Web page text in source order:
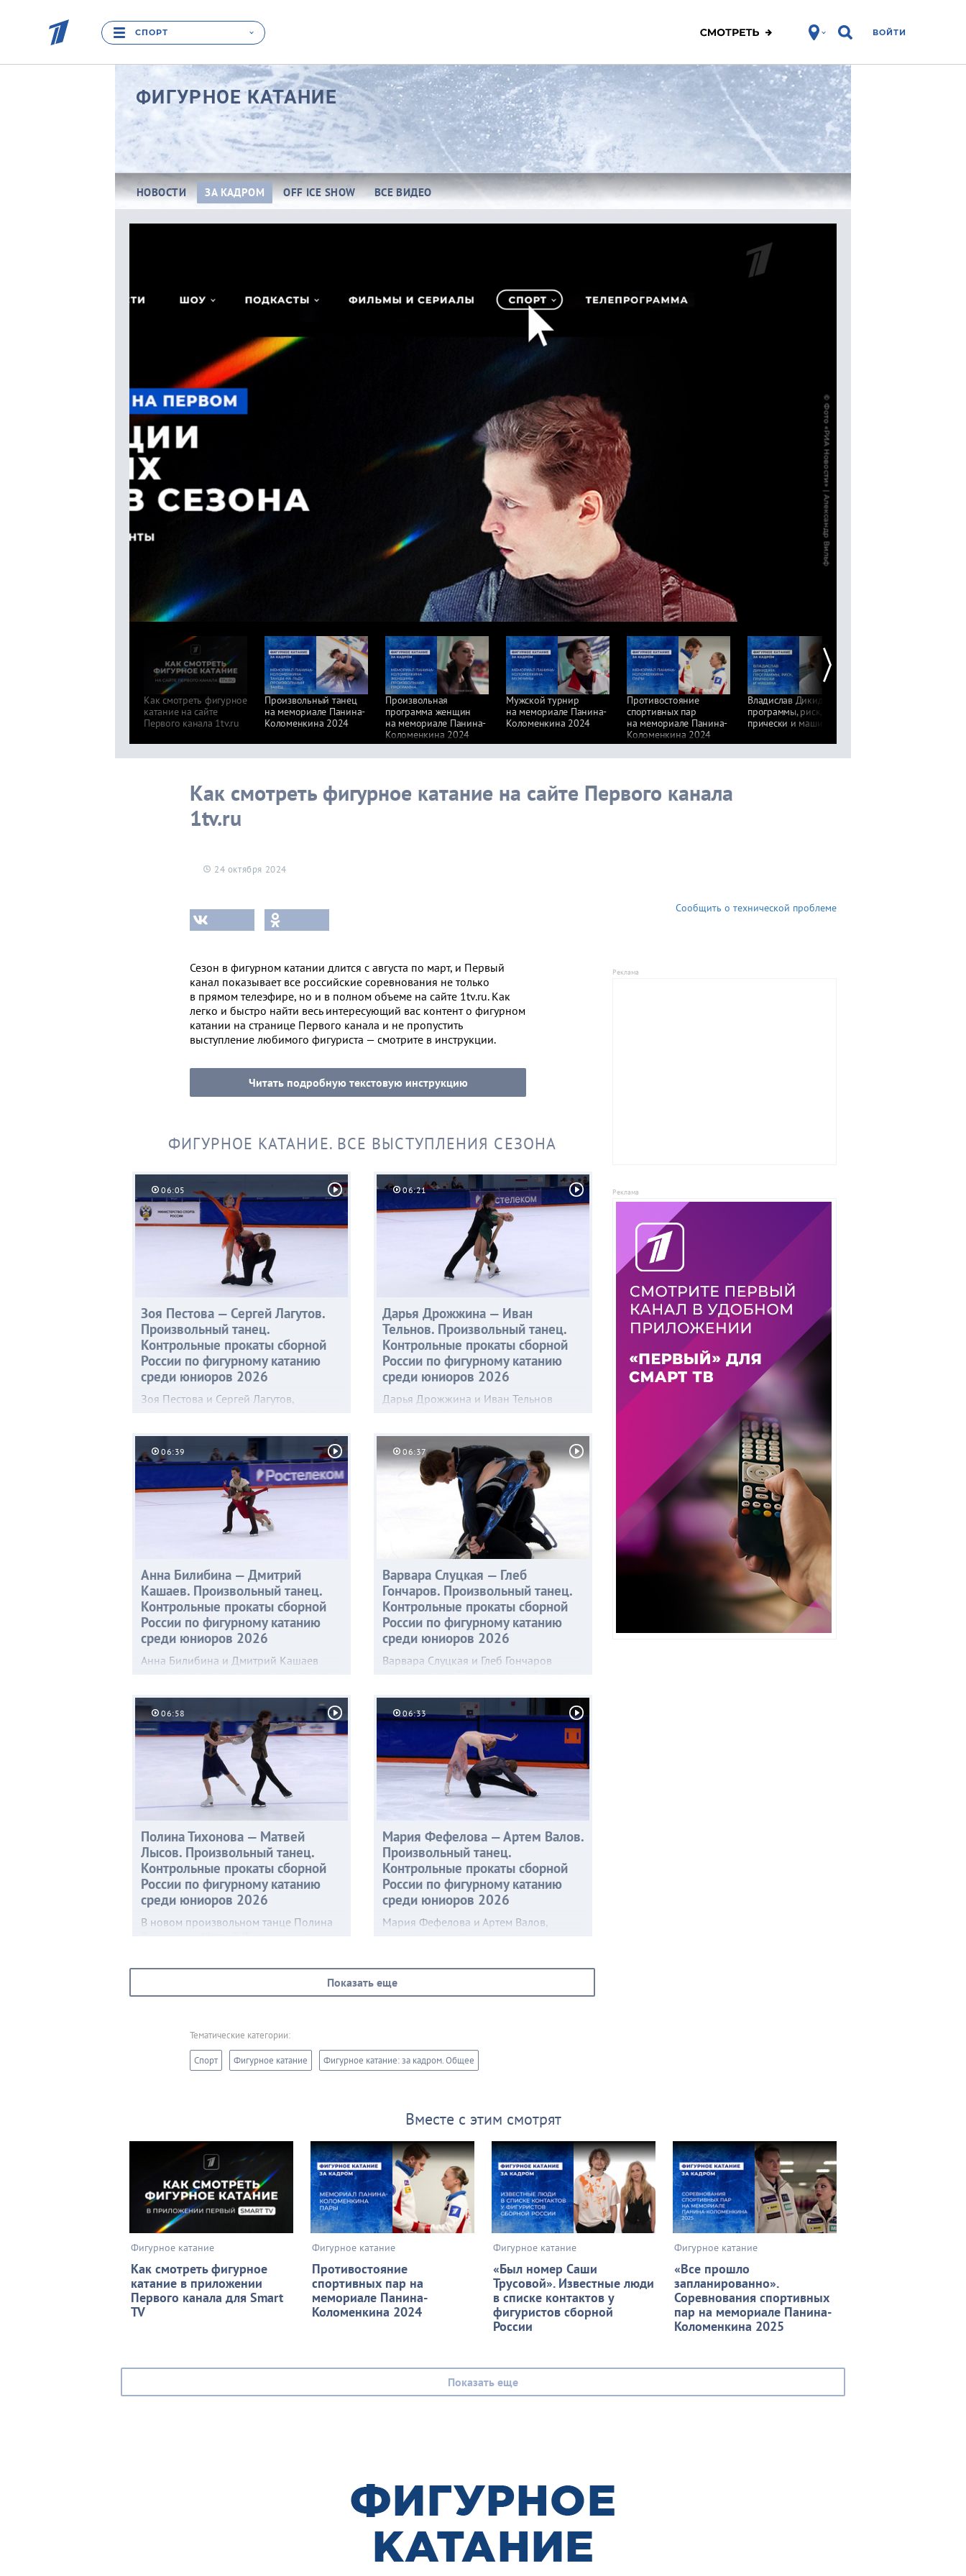
СПОРТ ВОЙТИ
ФИГУРНОЕ КАТАНИЕ
НОВОСТИ ЗА КАДРОМ OFF ICE SHOW ВСЕ ВИДЕО
Как смотреть фигурное
катание на сайте
Первого канала 1tv.ru
Произвольный танец
на мемориале Панина-
Коломенкина 2024
Произвольная
программа женщин
на мемориале Панина-
Коломенкина 2024
Мужской турнир
на мемориале Панина-
Коломенкина 2024
Противостояние
спортивных пар
на мемориале Панина-
Коломенкина 2024
Владислав Дикиджи:
программы, риск,
прически и машина
Как смотреть фигурное катание на сайте Первого канала
1tv.ru
24 октября 2024
Сообщить о технической проблеме
Сезон в фигурном катании длится с августа по март, и Первый
канал показывает все российские соревнования не только
в прямом телеэфире, но и в полном объеме на сайте 1tv.ru. Как
легко и быстро найти весь интересующий вас контент о фигурном
катании на странице Первого канала и не пропустить
выступление любимого фигуриста — смотрите в инструкции.
Читать подробную текстовую инструкцию
ФИГУРНОЕ КАТАНИЕ. ВСЕ ВЫСТУПЛЕНИЯ СЕЗОНА
06:05
Зоя Пестова — Сергей Лагутов.
Произвольный танец.
Контрольные прокаты сборной
России по фигурному катанию
среди юниоров 2026
Зоя Пестова и Сергей Лагутов,
и Артему Валову), представили
специалистам новый произвольный
танец под музыку из балета Игоря
Стравинского «Весна священная»,
причем Зоя предстала в образе жар-
06:21
Дарья Дрожжина — Иван
Тельнов. Произвольный танец.
Контрольные прокаты сборной
России по фигурному катанию
среди юниоров 2026
Дарья Дрожжина и Иван Тельнов
Подготовкой музыкального
сопровождения и постановкой
программы на предстоящий сезон
занимался хореограф тренерского
штаба фигуристов Сергей Плишкин.
06:39
Анна Билибина — Дмитрий
Кашаев. Произвольный танец.
Контрольные прокаты сборной
России по фигурному катанию
среди юниоров 2026
Анна Билибина и Дмитрий Кашаев
объединителе Британии. В центре
событий — трагическая история любви
Короля Артура и Гвиневры.
06:37
Варвара Слуцкая — Глеб
Гончаров. Произвольный танец.
Контрольные прокаты сборной
России по фигурному катанию
среди юниоров 2026
Варвара Слуцкая и Глеб Гончаров
существования и вымирании
человечества, ключом к спасению
которого может стать только любовь, —
дуэт воплотил главную линию
эпической драмы «Интерстеллар».
06:58
Полина Тихонова — Матвей
Лысов. Произвольный танец.
Контрольные прокаты сборной
России по фигурному катанию
среди юниоров 2026
В новом произвольном танце Полина
безжалостного Средневековья
альтернативной реальности — на льду
была разыграна «Игра престолов».
06:33
Мария Фефелова — Артем Валов.
Произвольный танец.
Контрольные прокаты сборной
России по фигурному катанию
среди юниоров 2026
Мария Фефелова и Артем Валов,
второй день контрольных прокатов.
В произвольном танце фигуристы
объединили самую известную часть
Хаваши Prelude (Age of Heroes).
Показать еще
Тематические категории:
Спорт Фигурное катание Фигурное катание: за кадром. Общее
Вместе с этим смотрят
Фигурное катание
Как смотреть фигурное
катание в приложении
Первого канала для Smart
TV
Фигурное катание
Противостояние
спортивных пар на
мемориале Панина-
Коломенкина 2024
Фигурное катание
«Был номер Саши
Трусовой». Известные люди
в списке контактов у
фигуристов сборной
России
Фигурное катание
«Все прошло
запланированно».
Соревнования спортивных
пар на мемориале Панина-
Коломенкина 2025
Показать еще